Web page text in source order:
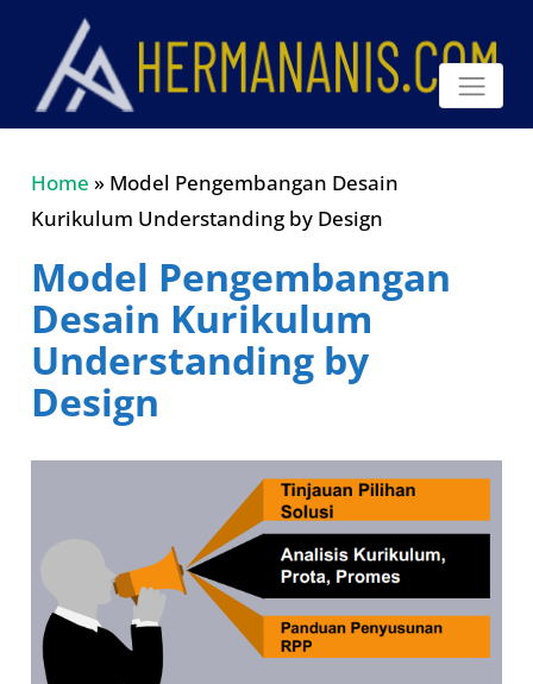
Home » Model Pengembangan Desain
Kurikulum Understanding by Design
Model Pengembangan
Desain Kurikulum
Understanding by
Design